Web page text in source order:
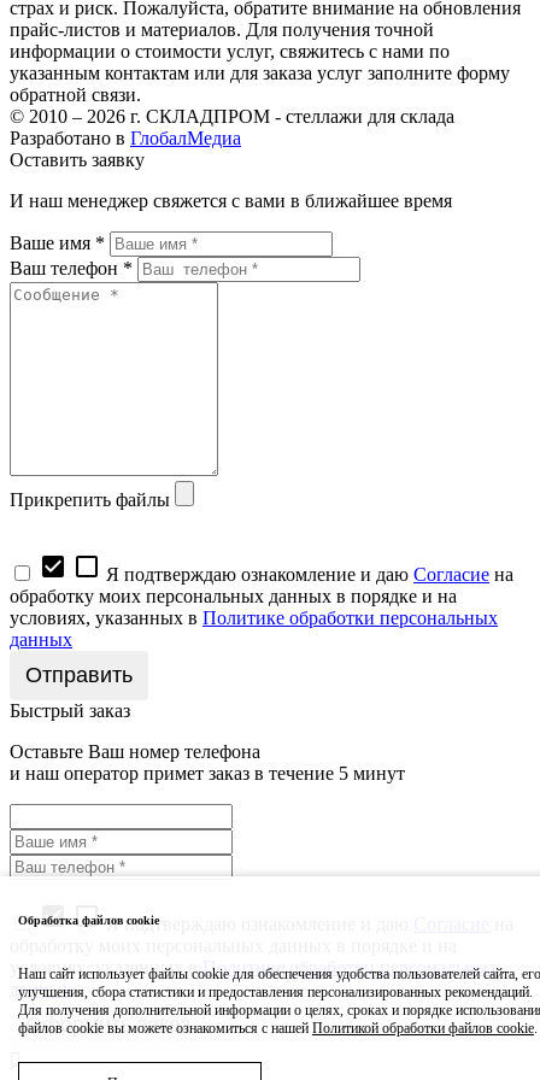
страх и риск. Пожалуйста, обратите внимание на обновления
прайс-листов и материалов. Для получения точной
информации о стоимости услуг, свяжитесь с нами по
указанным контактам или для заказа услуг заполните форму
обратной связи.
© 2010 – 2026 г. СКЛАДПРОМ - стеллажи для склада
Разработано в ГлобалМедиа
Оставить заявку
И наш менеджер свяжется с вами в ближайшее время
Ваше имя *
Ваш телефон *
Прикрепить файлы
check_box check_box_outline_blank Я подтверждаю ознакомление и даю Согласие на
обработку моих персональных данных в порядке и на
условиях, указанных в Политике обработки персональных
данных
Быстрый заказ
Оставьте Ваш номер телефона
и наш оператор примет заказ в течение 5 минут
check_boxcheck_box_outline_blankЯ подтверждаю ознакомление и даю
условиях, указанных вПолитике обработки персональных
данных
Обработка файлов cookie
Наш сайт использует файлы cookie для обеспечения удобства пользователей сайта, его
улучшения, сбора статистики и предоставления персонализированных рекомендаций.
Для получения дополнительной информации о целях, сроках и порядке
файлов cookie вы можете ознакомиться с нашей Политикой обработки файлов cookie.